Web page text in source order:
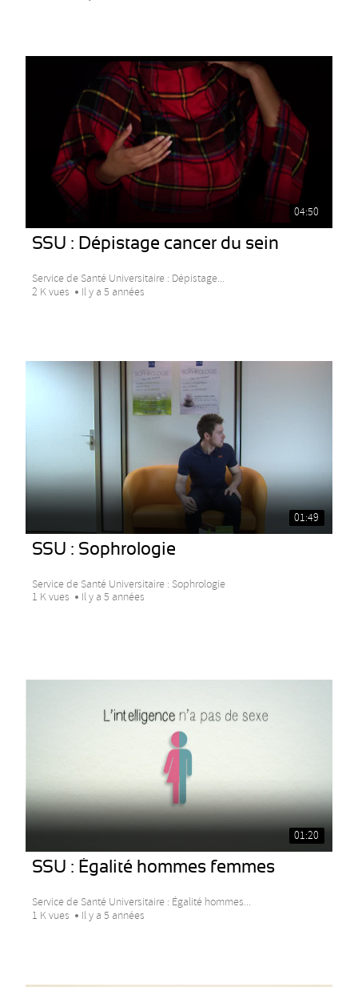
04:50
SSU : Dépistage cancer du sein
Service de Santé Universitaire : Dépistage...
2 K vues
Il y a 5 années
01:49
SSU : Sophrologie
Service de Santé Universitaire : Sophrologie
1 K vues
Il y a 5 années
01:20
SSU : Égalité hommes femmes
Service de Santé Universitaire : Égalité hommes...
1 K vues
Il y a 5 années